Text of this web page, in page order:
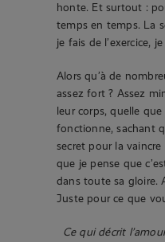
honte. Et surtout :
temps en temps. La
je fais de l’exercice,
Alors qu’à de
assez fort ? Assez
leur corps, quelle
fonctionne, sachant
secret pour la
que je pense que
dans toute sa gloire.
Juste pour ce que
Ce qui décrit